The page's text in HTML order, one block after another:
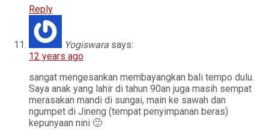
Reply
Yogiswara says:
12 years ago
sangat mengesankan membayangkan bali tempo dulu.
Saya anak yang lahir di tahun 90an juga masih sempat
merasakan mandi di sungai, main ke sawah dan
ngumpet di Jineng (tempat penyimpanan beras)
kepunyaan nini 🙂